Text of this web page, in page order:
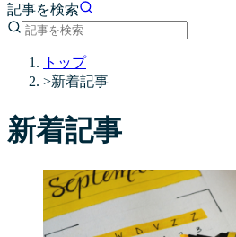
記事を検索
トップ
>新着記事
新着記事